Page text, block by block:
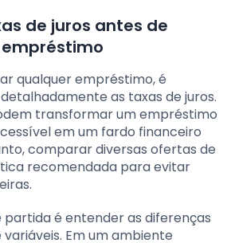
de juros antes de
qualquer empréstimo, é
as taxas de juros.
transformar um empréstimo
em um fardo financeiro
comparar diversas ofertas de
recomendada para evitar
é entender as diferenças
Em um ambiente